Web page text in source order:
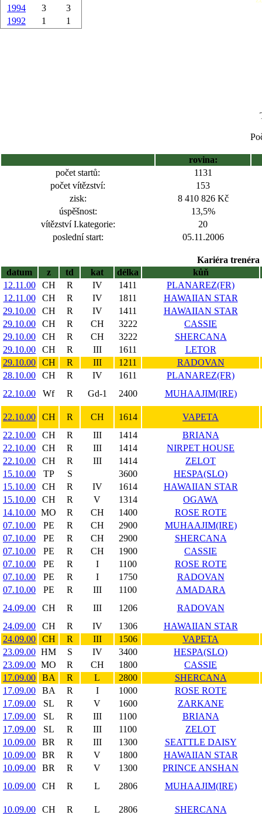
1994
3
3
1992
1 1
rovina:
počet startů:
1131
počet vítězství:
153
zisk:
8 410 826 Kč
úspěšnost:
13,5%
vítězství I.kategorie:
20
poslední start:
05.11.2006
Kariéra trenéra
datum
z td kat délka
kůň
12.11.00
CH R IV 1411
PLANAREZ(FR)
12.11.00
CH R IV 1811
HAWAIIAN STAR
29.10.00
CH R IV 1411
HAWAIIAN STAR
29.10.00
CH R CH 3222
CASSIE
29.10.00
CH R CH 3222
SHERCANA
29.10.00
CH R III 1611
LETOR
29.10.00
CH R III 1211
RADOVAN
28.10.00
CH R IV 1611
PLANAREZ(FR)
22.10.00
Wf R Gd-1 2400 MUHAAJIM(IRE)
22.10.00 CH R CH 1614
VAPETA
22.10.00
CH R III 1414
BRIANA
22.10.00
CH R III 1414
NIRPET HOUSE
22.10.00
CH R III 1414
ZELOT
15.10.00
TP S 3600
HESPA(SLO)
15.10.00
CH R IV 1614
HAWAIIAN STAR
15.10.00
CH R V 1314
OGAWA
14.10.00 MO R CH 1400
ROSE ROTE
07.10.00
PE R CH 2900
MUHAAJIM(IRE)
07.10.00
PE R CH 2900
SHERCANA
07.10.00
PE R CH 1900
CASSIE
07.10.00
PE R I 1100
ROSE ROTE
07.10.00
PE R I 1750
RADOVAN
07.10.00
PE R III 1100
AMADARA
24.09.00
CH R III 1206
RADOVAN
24.09.00
CH R IV 1306
HAWAIIAN STAR
24.09.00
CH R III 1506
VAPETA
23.09.00 HM S IV 3400
HESPA(SLO)
23.09.00 MO R CH 1800
CASSIE
17.09.00
BA R L 2800
SHERCANA
17.09.00
BA R I 1000
ROSE ROTE
17.09.00
SL R V 1600
ZARKANE
17.09.00
SL R III 1100
BRIANA
17.09.00
SL R III 1100
ZELOT
10.09.00
BR R III 1300
SEATTLE DAISY
10.09.00
BR R V 1800
HAWAIIAN STAR
10.09.00
BR R V 1300
PRINCE ANSHAN
10.09.00
CH R L 2806 MUHAAJIM(IRE)
10.09.00 CH R L 2806
SHERCANA